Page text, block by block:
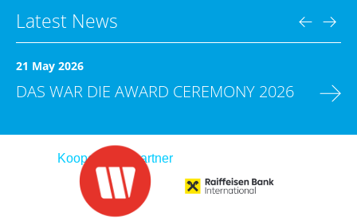
Latest News
21 May 2026
DAS WAR DIE AWARD CEREMONY 2026
Kooperationspartner